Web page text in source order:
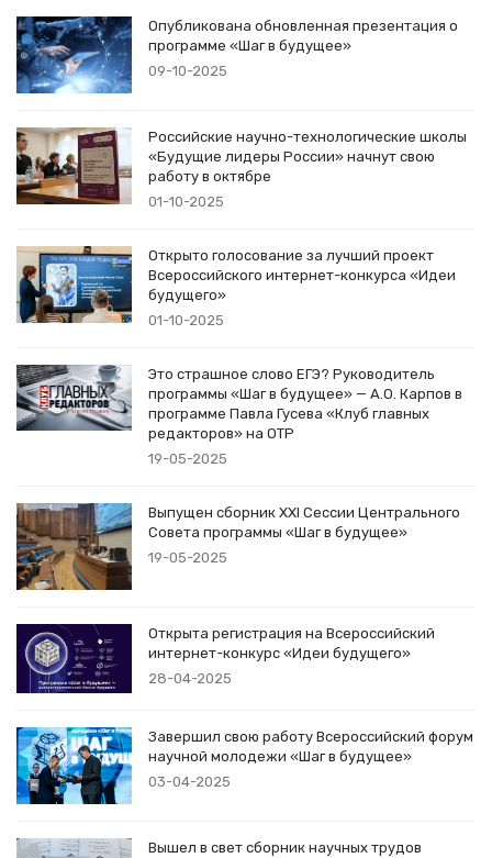
Опубликована обновленная презентация о
программе «Шаг в будущее»
09-10-2025
Российские научно-технологические школы
«Будущие лидеры России» начнут свою
работу в октябре
01-10-2025
Открыто голосование за лучший проект
Всероссийского интернет-конкурса «Идеи
будущего»
01-10-2025
Это страшное слово ЕГЭ? Руководитель
программы «Шаг в будущее» — А.О. Карпов в
программе Павла Гусева «Клуб главных
редакторов» на ОТР
19-05-2025
Выпущен сборник XXI Сессии Центрального
Совета программы «Шаг в будущее»
19-05-2025
Открыта регистрация на Всероссийский
интернет-конкурс «Идеи будущего»
28-04-2025
Завершил свою работу Всероссийский форум
научной молодежи «Шаг в будущее»
03-04-2025
Вышел в свет сборник научных трудов